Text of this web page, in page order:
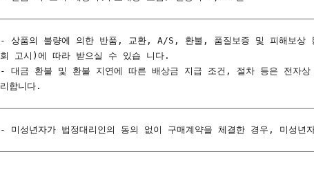
- 상품의 불량에 의한 반품, 교환, A/S, 환불, 품질보증 및 피해보상 등
회 고시)에 따라 받으실 수 있습 니다.
- 대금 환불 및 환불 지연에 따른 배상금 지급 조건, 절차 등은 전자상
리합니다.
- 미성년자가 법정대리인의 동의 없이 구매계약을 체결한 경우, 미성년